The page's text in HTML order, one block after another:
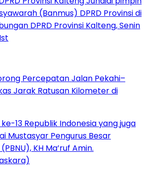
Percepatan Jalan Pekahi–
Jarak Ratusan Kilometer di